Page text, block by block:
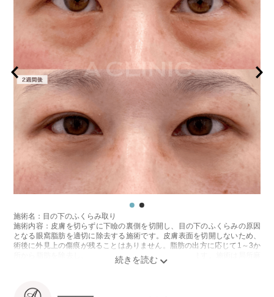
施術名：目の下のふくらみ取り
施術内容：皮膚を切らずに下瞼の裏側を切開し、目の下のふくらみの原因
となる眼窩脂肪を適切に除去する施術です。皮膚表面を切開しないため、
術後に外見上の傷痕が残ることはありません。脂肪の出方に応じて1～3か
所から脂肪を除去し、目の下の凹凸をなめらかに整えます。施術は局所麻
後一時的に生じることがございますが、通常は数日〜1週間程度で自然に軽